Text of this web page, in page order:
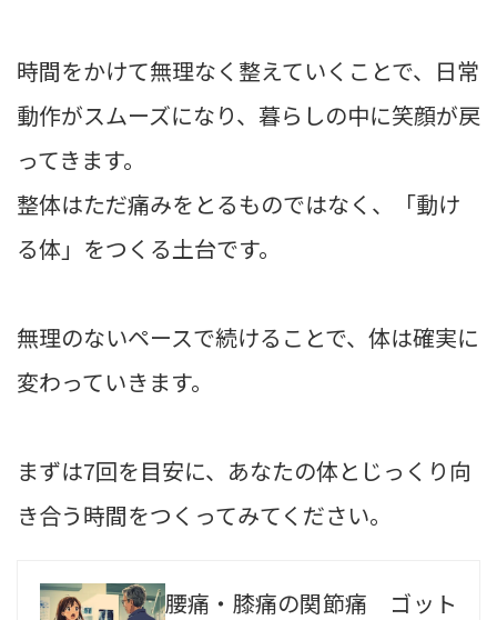
時間をかけて無理なく整えていくことで、日常
動作がスムーズになり、暮らしの中に笑顔が戻
ってきます。
整体はただ痛みをとるものではなく、「動け
る体」をつくる土台です。
無理のないペースで続けることで、体は確実に
変わっていきます。
まずは7回を目安に、あなたの体とじっくり向
き合う時間をつくってみてください。
腰痛・膝痛の関節痛 ゴット